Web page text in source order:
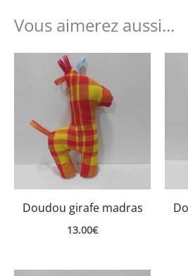
Vous aimerez aussi...
Doudou girafe madras
13.00€